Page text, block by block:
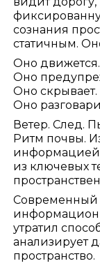
сознания
статичным.
Оно движется.
Оно
Оно скрывает.
Оно
Ветер. След.
Ритм почвы.
из ключевых
Современный
утратил
анализирует
пространство.